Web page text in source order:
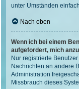
unter Umständen
Nach oben
Wenn ich bei einem
aufgefordert, mich
Nur registrierte
Nachrichten an andere
Administration
Missbrauch dieses